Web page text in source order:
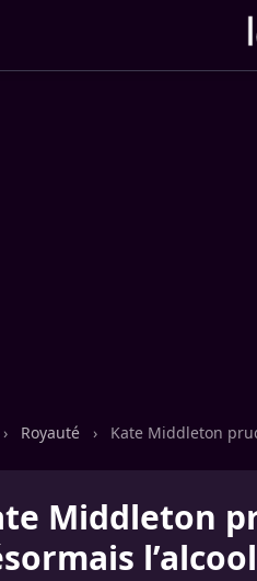
› Royauté › Kate Middleton
Middleton
l’alcool